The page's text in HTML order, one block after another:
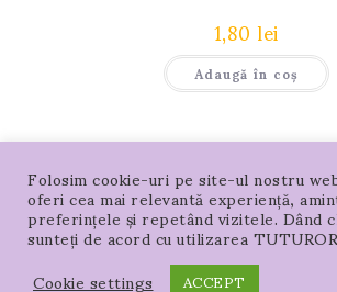
1,80lei
Adaugă în coș
Acasa – PRODUSE Locație
Harta Locatiei in Google si Waze
Folosim cookie-uri pe site-ul nostru
oferi cea mai relevantă experiență,
preferințele și repetând vizitele. Dând
sunteți de acord cu utilizarea
Cookie settings
ACCEPT